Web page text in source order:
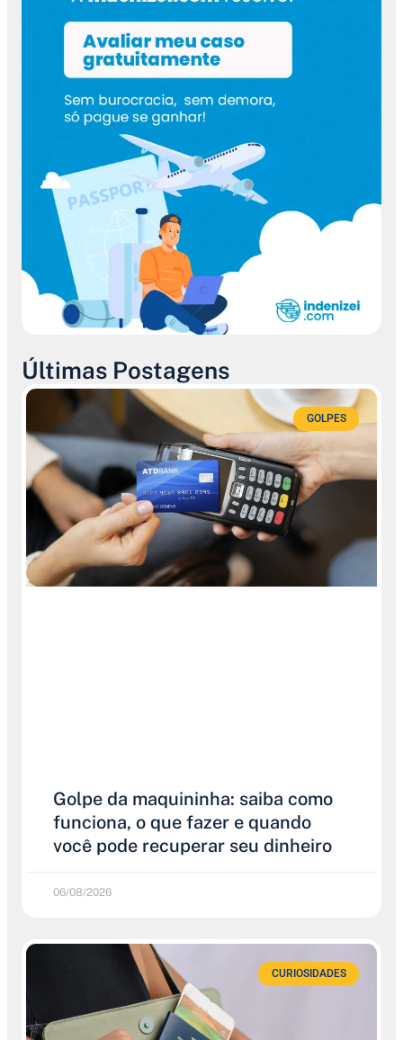
Últimas Postagens
GOLPES
Golpe da maquininha: saiba como
funciona, o que fazer e quando
você pode recuperar seu dinheiro
06/08/2026
CURIOSIDADES